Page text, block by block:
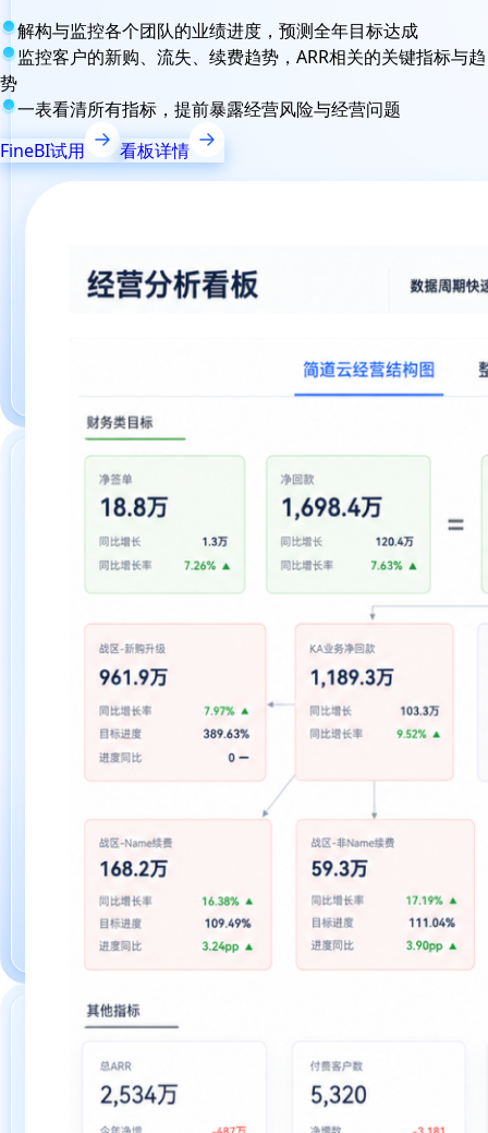
解构与监控各个团队的业绩进度，预测全年目标达成
监控客户的新购、流失、续费趋势，ARR相关的关键指标与趋
势
一表看清所有指标，提前暴露经营风险与经营问题
FineBI试用
看板详情